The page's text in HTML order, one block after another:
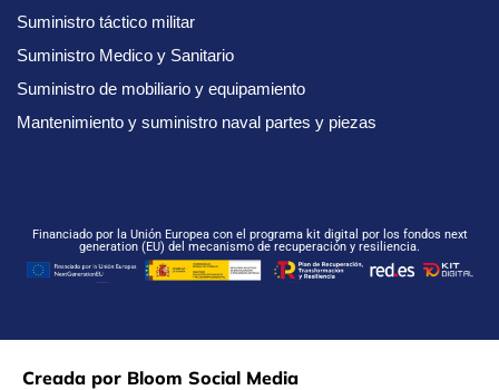
Suministro táctico militar
Suministro Medico y Sanitario
Suministro de mobiliario y equipamiento
Mantenimiento y suministro naval partes y piezas
Financiado por la Unión Europea con el programa kit digital por los fondos next
generation (EU) del mecanismo de recuperación y resiliencia.
Creada por Bloom Social Media